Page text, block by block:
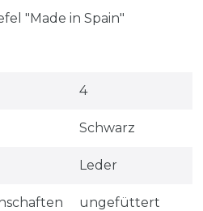
"Made in Spain"
4
Schwarz
Leder
ungefüttert